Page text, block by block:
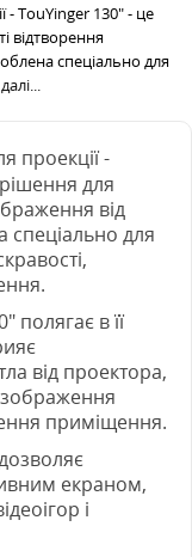
- TouYinger 130" - це
відтворення
спеціально для
проекції -
для
від
спеціально для
полягає в її
від проектора,
приміщення.
екраном,
і